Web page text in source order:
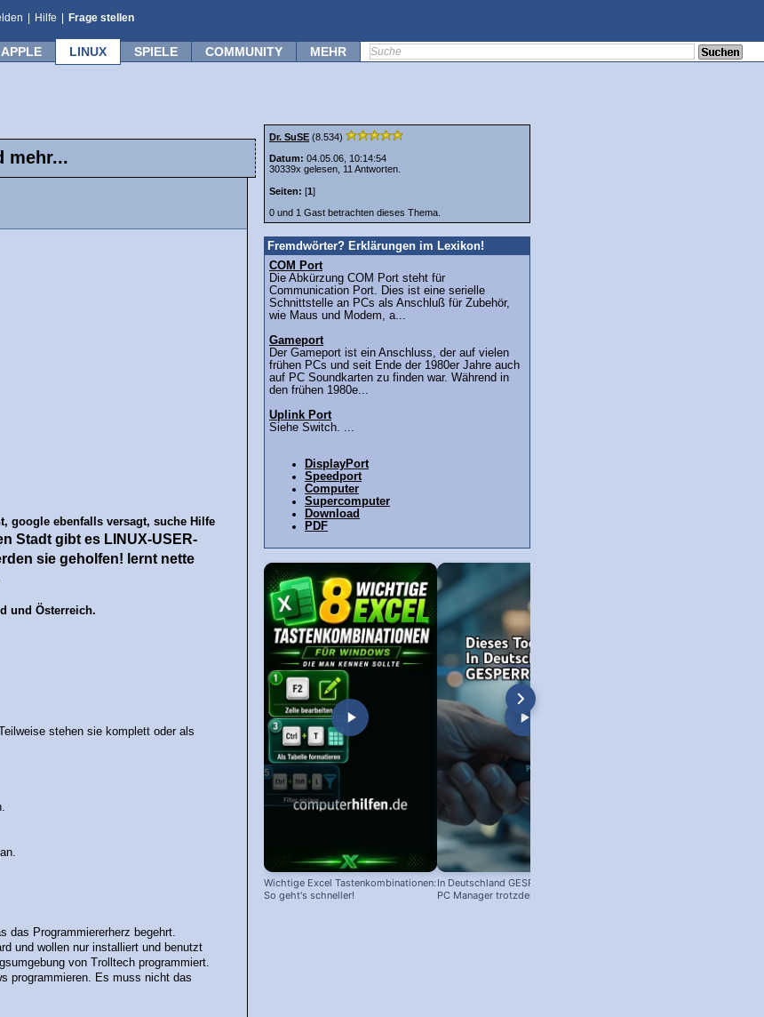
Hilfe Frage stellen
APPLE LINUX SPIELE COMMUNITY MEHR
mehr...
google ebenfalls versagt, suche Hilfe
Stadt gibt es LINUX-USER-
sie geholfen! lernt nette
und Österreich.
stehen sie komplett oder als
an.
das Programmiererherz begehrt.
und wollen nur installiert und benutzt
von Trolltech programmiert.
programmieren. Es muss nicht das
Dr. SuSE (8.534)
Datum: 04.05.06, 10:14:54
30339x gelesen, 11 Antworten.
Seiten: [1]
0 und 1 Gast betrachten dieses Thema.
Fremdwörter? Erklärungen im Lexikon!
COM Port
Die Abkürzung COM Port steht für
Communication Port. Dies ist eine serielle
Schnittstelle an PCs als Anschluß für Zubehör,
wie Maus und Modem, a...
Gameport
Der Gameport ist ein Anschluss, der auf vielen
frühen PCs und seit Ende der 1980er Jahre auch
auf PC Soundkarten zu finden war. Während in
den frühen 1980e...
Uplink Port
Siehe Switch. ...
DisplayPort
Speedport
Computer
Supercomputer
Download
PDF
Wichtige Excel Tastenkombinationen:
So geht's schneller!
In Deutschland GESPERRT: Microsoft
PC Manager trotzdem installieren